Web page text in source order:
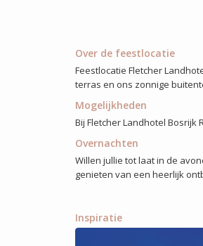
Over de feestlocatie
Feestlocatie Fletcher
terras en ons zonnige
Mogelijkheden
Bij Fletcher Landhotel
Overnachten
Willen jullie tot laat in de
genieten van een heerlijk
Inspiratie